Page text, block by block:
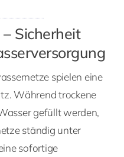
Sicherheit
spielen eine
Während trockene
gefüllt werden,
ständig unter
sofortige